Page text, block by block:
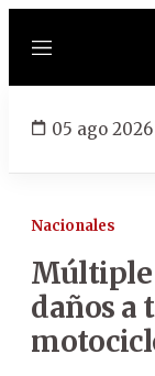
Menú
05 ago 2026
Nacionales
Múltiple
daños a